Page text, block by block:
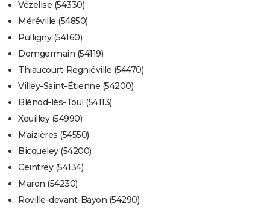
Vézelise (54330)
Méréville (54850)
Pulligny (54160)
Domgermain (54119)
Thiaucourt-Regniéville (54470)
Villey-Saint-Étienne (54200)
Blénod-lès-Toul (54113)
Xeuilley (54990)
Maizières (54550)
Bicqueley (54200)
Ceintrey (54134)
Maron (54230)
Roville-devant-Bayon (54290)